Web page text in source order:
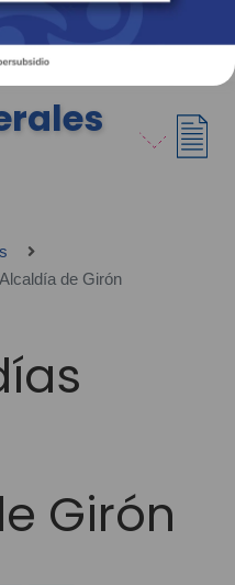
de Girón
Girón